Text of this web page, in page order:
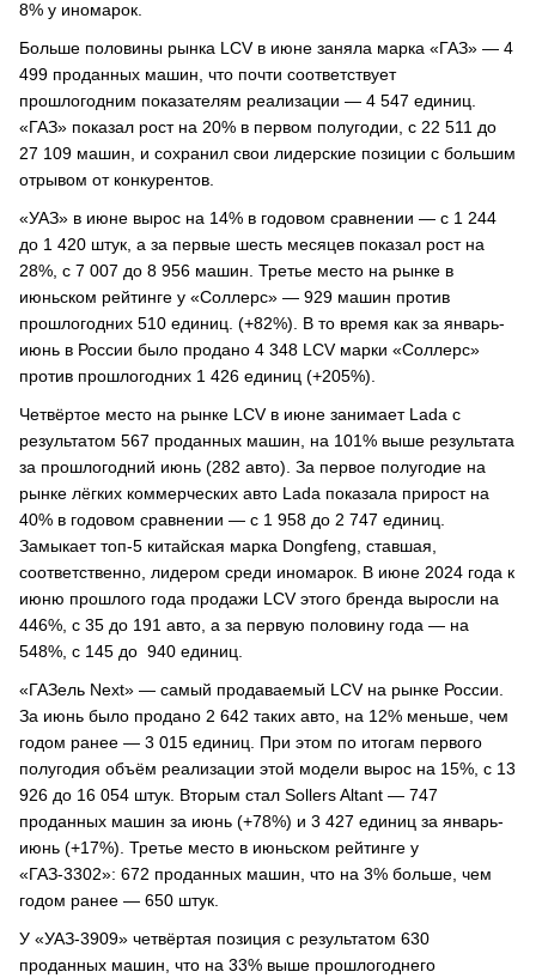
8% у иномарок.
Больше половины рынка LCV в июне заняла марка «ГАЗ» — 4
499 проданных машин, что почти соответствует
прошлогодним показателям реализации — 4 547 единиц.
«ГАЗ» показал рост на 20% в первом полугодии, с 22 511 до
27 109 машин, и сохранил свои лидерские позиции с большим
отрывом от конкурентов.
«УАЗ» в июне вырос на 14% в годовом сравнении — с 1 244
до 1 420 штук, а за первые шесть месяцев показал рост на
28%, с 7 007 до 8 956 машин. Третье место на рынке в
июньском рейтинге у «Соллерс» — 929 машин против
прошлогодних 510 единиц. (+82%). В то время как за январь-
июнь в России было продано 4 348 LCV марки «Соллерс»
против прошлогодних 1 426 единиц (+205%).
Четвёртое место на рынке LCV в июне занимает Lada с
результатом 567 проданных машин, на 101% выше результата
за прошлогодний июнь (282 авто). За первое полугодие на
рынке лёгких коммерческих авто Lada показала прирост на
40% в годовом сравнении ― с 1 958 до 2 747 единиц.
Замыкает топ-5 китайская марка Dongfeng, ставшая,
соответственно, лидером среди иномарок. В июне 2024 года к
июню прошлого года продажи LCV этого бренда выросли на
446%, c 35 до 191 авто, а за первую половину года — на
548%, с 145 до 940 единиц.
«ГАЗель Next» — самый продаваемый LCV на рынке России.
За июнь было продано 2 642 таких авто, на 12% меньше, чем
годом ранее — 3 015 единиц. При этом по итогам первого
полугодия объём реализации этой модели вырос на 15%, с 13
926 до 16 054 штук. Вторым стал Sollers Altant — 747
проданных машин за июнь (+78%) и 3 427 единиц за январь-
июнь (+17%). Третье место в июньском рейтинге у
«ГАЗ-3302»: 672 проданных машин, что на 3% больше, чем
годом ранее — 650 штук.
У «УАЗ-3909» четвёртая позиция с результатом 630
проданных машин, что на 33% выше прошлогоднего